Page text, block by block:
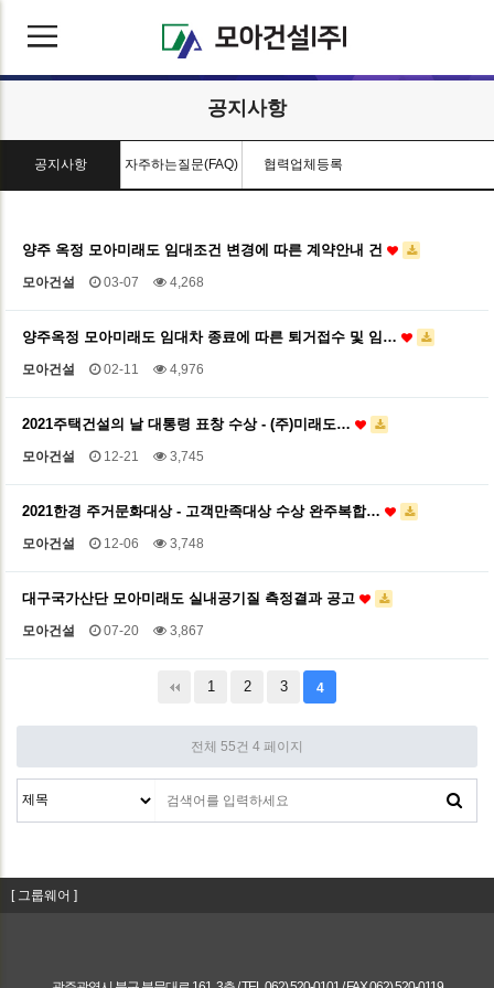
공지사항
공지사항 자주하는질문(FAQ) 협력업체등록
양주 옥정 모아미래도 임대조건 변경에 따른 계약안내 건
모아건설 03-07 4,268
양주옥정 모아미래도 임대차 종료에 따른 퇴거접수 및 임…
모아건설 02-11 4,976
2021주택건설의 날 대통령 표창 수상 - (주)미래도…
모아건설 12-21 3,745
2021한경 주거문화대상 - 고객만족대상 수상 완주복합…
모아건설 12-06 3,748
대구국가산단 모아미래도 실내공기질 측정결과 공고
모아건설 07-20 3,867
1 2 3 4
전체 55건 4 페이지
[ 그룹웨어 ]